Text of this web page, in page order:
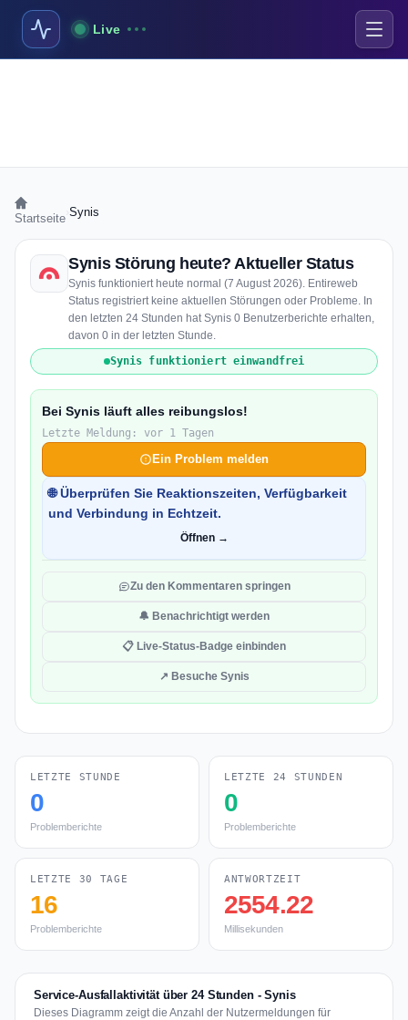
Live
Startseite Synis
Synis Störung heute? Aktueller Status
Synis funktioniert heute normal (7 August 2026). Entireweb
Status registriert keine aktuellen Störungen oder Probleme. In
den letzten 24 Stunden hat Synis 0 Benutzerberichte erhalten,
davon 0 in der letzten Stunde.
Synis funktioniert einwandfrei
Bei Synis läuft alles reibungslos!
Letzte Meldung: vor 1 Tagen
Ein Problem melden
🌐 Überprüfen Sie Reaktionszeiten, Verfügbarkeit
und Verbindung in Echtzeit.
Öffnen →
Zu den Kommentaren springen
🔔 Benachrichtigt werden
📋 Live-Status-Badge einbinden
↗ Besuche Synis
LETZTE STUNDE
0
Problemberichte
LETZTE 24 STUNDEN
0
Problemberichte
LETZTE 30 TAGE
16
Problemberichte
ANTWORTZEIT
2554.22
Millisekunden
Service-Ausfallaktivität über 24 Stunden - Synis
Dieses Diagramm zeigt die Anzahl der Nutzermeldungen für